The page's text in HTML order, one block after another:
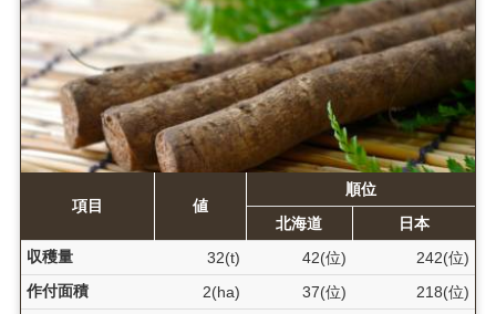
項目 値
順位
北海道
日本
収穫量
32(t) 42(位)
242(位)
作付面積
2(ha) 37(位) 218(位)